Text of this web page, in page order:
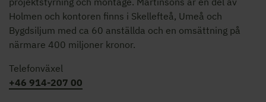
Holmen och kontoren finns i Skellefteå, Umeå och
Bygdsiljum med ca 60 anställda och en omsättning på
närmare 400 miljoner kronor.
Telefonväxel
+46 914-207 00